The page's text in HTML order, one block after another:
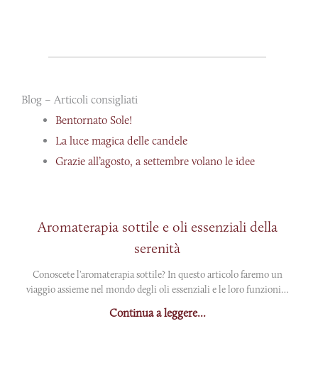
Blog – Articoli consigliati
Bentornato Sole!
La luce magica delle candele
Grazie all’agosto, a settembre volano le idee
Aromaterapia sottile e oli essenziali della
serenità
Conoscete l’aromaterapia sottile? In questo articolo faremo un
viaggio assieme nel mondo degli oli essenziali e le loro funzioni…
Continua a leggere...